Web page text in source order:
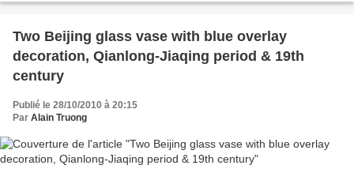
Two Beijing glass vase with blue overlay
decoration, Qianlong-Jiaqing period & 19th
century
Publié le 28/10/2010 à 20:15
Par Alain Truong